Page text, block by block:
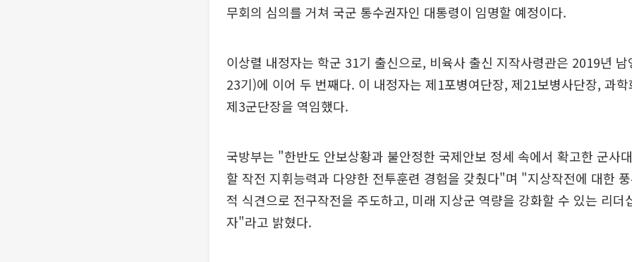
무회의 심의를 거쳐 국군 통수권자인 대통령이 임명할 예정이다.
이상렬 내정자는 학군 31기 출신으로, 비육사 출신 지작사령관은 2019년
23기)에 이어 두 번째다. 이 내정자는 제1포병여단장, 제21보병사단장, 과
제3군단장을 역임했다.
국방부는 "한반도 안보상황과 불안정한 국제안보 정세 속에서 확고한 군사
할 작전 지휘능력과 다양한 전투훈련 경험을 갖췄다"며 "지상작전에 대한
적 식견으로 전구작전을 주도하고, 미래 지상군 역량을 강화할 수 있는 리더
자"라고 밝혔다.